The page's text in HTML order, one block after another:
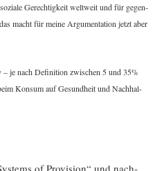
Gerech­tig­keit welt­weit und für gegen­
macht für mei­ne Argu­men­ta­ti­on jetzt aber
je nach Defi­ni­ti­on zwi­schen 5 und 35%
Kon­sum auf Gesund­heit und Nach­hal­